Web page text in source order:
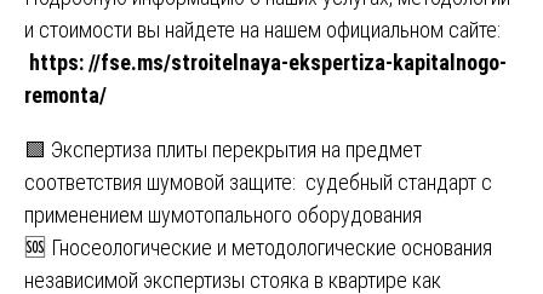
и стоимости вы найдете на нашем официальном сайте:
https: //fse.ms/stroitelnaya-ekspertiza-kapitalnogo-
remonta/
Навигация
по
записям
🟩 Экспертиза плиты перекрытия на предмет
соответствия шумовой защите: судебный стандарт с
применением шумотопального оборудования
🆘 Гносеологические и методологические основания
независимой экспертизы стояка в квартире как